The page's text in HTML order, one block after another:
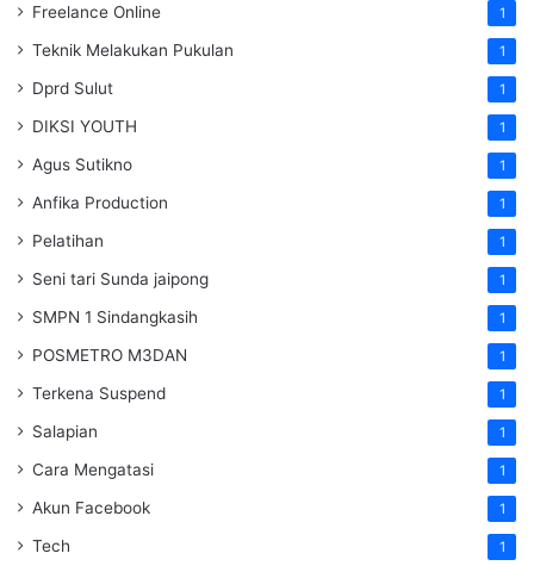
Freelance Online 1
Teknik Melakukan Pukulan 1
Dprd Sulut 1
DIKSI YOUTH 1
Agus Sutikno 1
Anfika Production 1
Pelatihan 1
Seni tari Sunda jaipong 1
SMPN 1 Sindangkasih 1
POSMETRO M3DAN 1
Terkena Suspend 1
Salapian 1
Cara Mengatasi 1
Akun Facebook 1
Tech 1